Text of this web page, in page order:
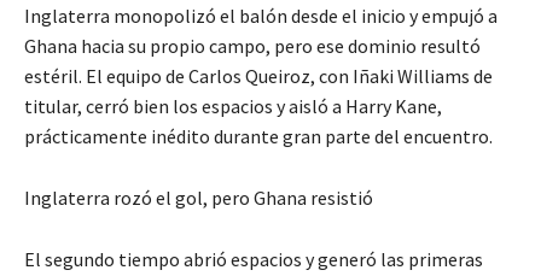
Inglaterra monopolizó el balón desde el inicio y empujó a
Ghana hacia su propio campo, pero ese dominio resultó
estéril. El equipo de Carlos Queiroz, con Iñaki Williams de
titular, cerró bien los espacios y aisló a Harry Kane,
prácticamente inédito durante gran parte del encuentro.
Inglaterra rozó el gol, pero Ghana resistió
El segundo tiempo abrió espacios y generó las primeras